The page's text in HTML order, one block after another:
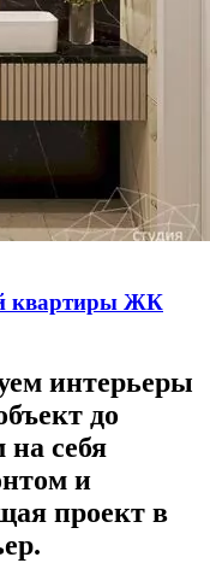
квартиры ЖК
интерьеры
до
на себя
и
проект в